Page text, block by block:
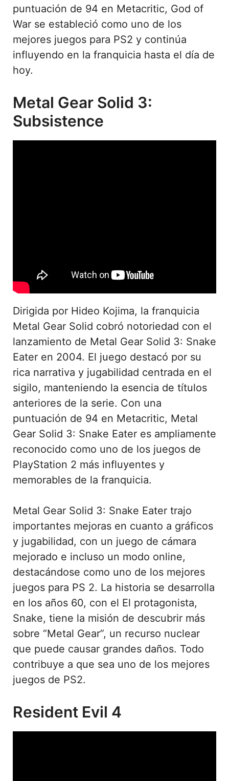
puntuación de 94 en Metacritic, God of
War se estableció como uno de los
mejores juegos para PS2 y continúa
influyendo en la franquicia hasta el día de
hoy.
Metal Gear Solid 3:
Subsistence
Dirigida por Hideo Kojima, la franquicia
Metal Gear Solid cobró notoriedad con el
lanzamiento de Metal Gear Solid 3: Snake
Eater en 2004. El juego destacó por su
rica narrativa y jugabilidad centrada en el
sigilo, manteniendo la esencia de títulos
anteriores de la serie. Con una
puntuación de 94 en Metacritic, Metal
Gear Solid 3: Snake Eater es ampliamente
reconocido como uno de los juegos de
PlayStation 2 más influyentes y
memorables de la franquicia.
Metal Gear Solid 3: Snake Eater trajo
importantes mejoras en cuanto a gráficos
y jugabilidad, con un juego de cámara
mejorado e incluso un modo online,
destacándose como uno de los mejores
juegos para PS 2. La historia se desarrolla
en los años 60, con el El protagonista,
Snake, tiene la misión de descubrir más
sobre “Metal Gear”, un recurso nuclear
que puede causar grandes daños. Todo
contribuye a que sea uno de los mejores
juegos de PS2.
Resident Evil 4